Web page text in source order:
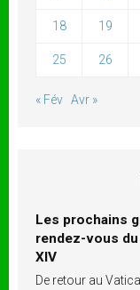
18 19
25 26
« Fév Avr »
Les prochains
rendez-vous
XIV
De retour au